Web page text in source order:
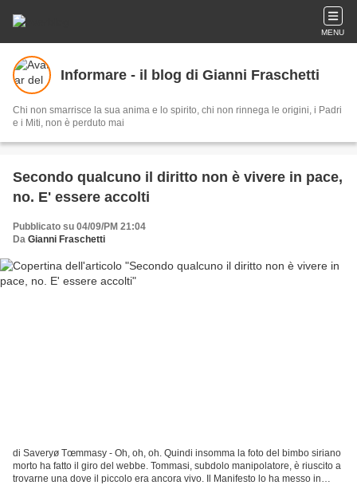
MENU
Informare - il blog di Gianni Fraschetti
Chi non smarrisce la sua anima e lo spirito, chi non rinnega le origini, i Padri
e i Miti, non è perduto mai
Secondo qualcuno il diritto non è vivere in pace,
no. E' essere accolti
Pubblicato su 04/09/PM 21:04
Da Gianni Fraschetti
di Saveryø Tœmmasy - Oh, oh, oh. Quindi insomma la foto del bimbo siriano
morto ha fatto il giro del webbe. Tommasi, subdolo manipolatore, è riuscito a
trovarne una dove il piccolo era ancora vivo. Il Manifesto lo ha messo in